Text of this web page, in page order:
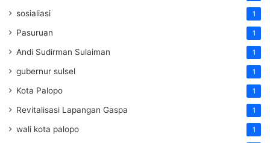
sosialiasi 1
Pasuruan 1
Andi Sudirman Sulaiman 1
gubernur sulsel 1
Kota Palopo 1
Revitalisasi Lapangan Gaspa 1
wali kota palopo 1